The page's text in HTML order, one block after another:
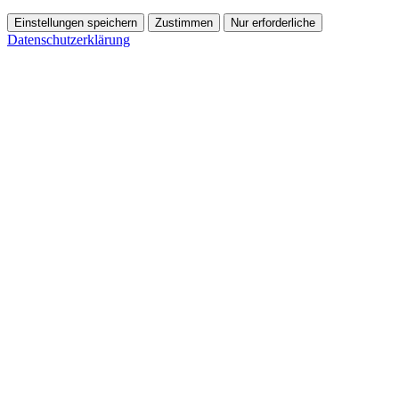
Einstellungen speichern Zustimmen Nur erforderliche
Datenschutzerklärung